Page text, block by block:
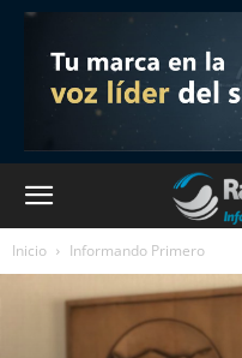
Inicio Informando Primero